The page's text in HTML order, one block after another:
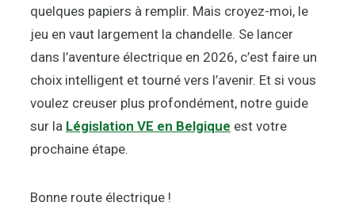
quelques papiers à remplir. Mais croyez-moi, le
jeu en vaut largement la chandelle. Se lancer
dans l’aventure électrique en 2026, c’est faire un
choix intelligent et tourné vers l’avenir. Et si vous
voulez creuser plus profondément, notre guide
sur la Législation VE en Belgique est votre
prochaine étape.
Bonne route électrique !